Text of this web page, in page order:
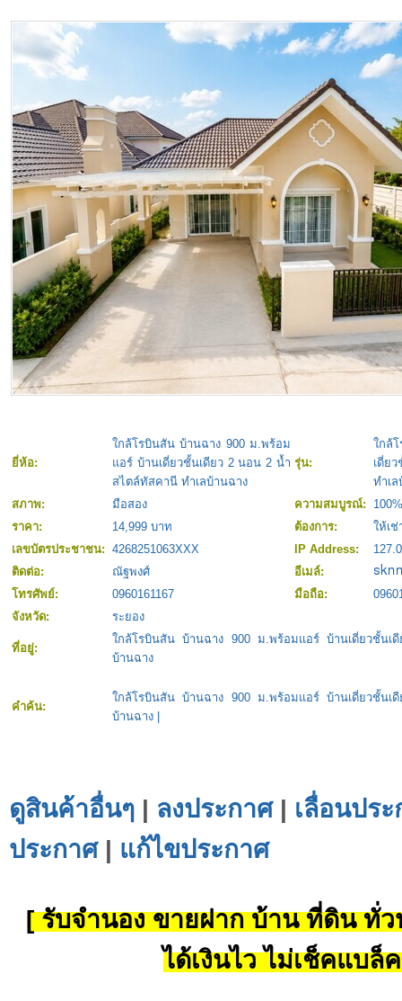
ยี่ห้อ:
ใกล้โรบินสัน บ้านฉาง 900 ม.พร้อม
แอร์ บ้านเดี่ยวชั้นเดียว 2 นอน 2 น้ำ
สไตล์ทัสคานี ทำเลบ้านฉาง
รุ่น:
ใกล้
เดี่ย
ทำเ
สภาพ:
มือสอง ความสมบูรณ์:
100%
ราคา:
14,999 บาท ต้องการ:
ให้เช่
เลขบัตรประชาชน: 4268251063XXX IP Address:
ติดต่อ:
ณัฐพงศ์
อีเมล์:
โทรศัพย์:
0960161167 มือถือ:
จังหวัด:
ระยอง
ที่อยู่:
ใกล้โรบินสัน บ้านฉาง 900 ม.พร้อมแอร์ บ้านเดี่ยวชั้น
บ้านฉาง
คำค้น:
ใกล้โรบินสัน บ้านฉาง 900 ม.พร้อมแอร์ บ้านเดี่ยวชั้น
บ้านฉาง
ดูสินค้าอื่นๆ | ลงประกาศ| เลื่อนปร
ประกาศ| แก้ไขประกาศ
[ รับจำนอง ขายฝาก บ้าน ที่ดิน ทั่ว
ได้เงินไว ไม่เช็คแบล็